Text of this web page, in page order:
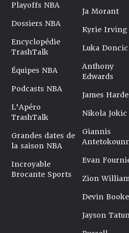
Playoffs NBA
Dossiers NBA
Encyclopédie
TrashTalk
Équipes NBA
Podcasts NBA
L'Apéro
TrashTalk
Grandes dates de
la saison NBA
Incroyable
Brocante Sports
Ja Morant
Kyrie Irving
Luka Doncic
Anthony
Edwards
James
Nikola Jokic
Giannis
Evan
Zion
Devin
Jayson